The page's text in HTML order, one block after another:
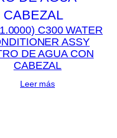
C300 WATER
ASSY
DE AGUA CON
CABEZAL
Leer más